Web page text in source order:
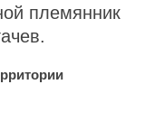
племянник